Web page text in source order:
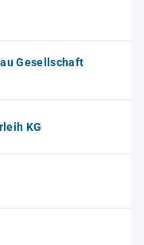
Gesellschaft
KG